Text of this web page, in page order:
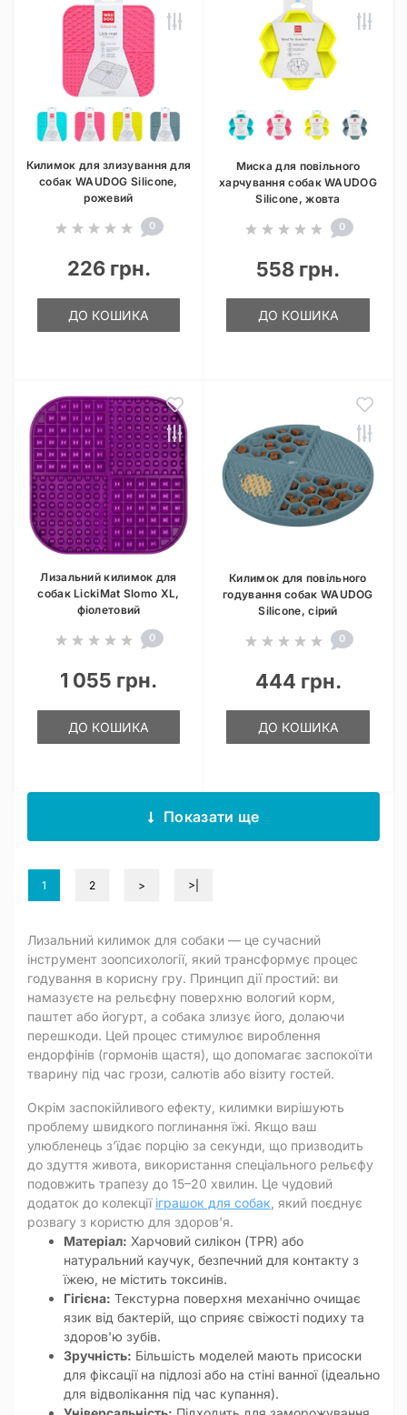
Килимок для злизування для
собак WAUDOG Silicone,
рожевий
0
226 грн.
ДО КОШИКА
Миска для повільного
харчування собак WAUDOG
Silicone, жовта
0
558 грн.
ДО КОШИКА
Лизальний килимок для
собак LickiMat Slomo XL,
фіолетовий
0
1 055 грн.
ДО КОШИКА
Килимок для повільного
годування собак WAUDOG
Silicone, сірий
0
444 грн.
ДО КОШИКА
Показати ще
1 2 > >|
Лизальний килимок для собаки — це сучасний
інструмент зоопсихології, який трансформує процес
годування в корисну гру. Принцип дії простий: ви
намазуєте на рельєфну поверхню вологий корм,
паштет або йогурт, а собака злизує його, долаючи
перешкоди. Цей процес стимулює вироблення
ендорфінів (гормонів щастя), що допомагає заспокоїти
тварину під час грози, салютів або візиту гостей.
Окрім заспокійливого ефекту, килимки вирішують
проблему швидкого поглинання їжі. Якщо ваш
улюбленець з’їдає порцію за секунди, що призводить
до здуття живота, використання спеціального рельєфу
подовжить трапезу до 15–20 хвилин. Це чудовий
додаток до колекції іграшок для собак , який поєднує
розвагу з користю для здоров'я.
Матеріал: Харчовий силікон (TPR) або
натуральний каучук, безпечний для контакту з
їжею, не містить токсинів.
Гігієна: Текстурна поверхня механічно очищає
язик від бактерій, що сприяє свіжості подиху та
здоров'ю зубів.
Зручність: Більшість моделей мають присоски
для фіксації на підлозі або на стіні ванної (ідеально
для відволікання під час купання).